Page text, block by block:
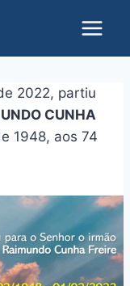
2022, partiu
CUNHA
1948, aos 74